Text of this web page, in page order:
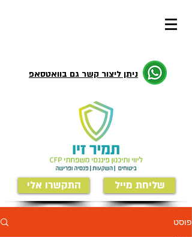
ניתן ליצור קשר גם בוואטסאפ
התקשרו אלי שליחת מייל
פוסט